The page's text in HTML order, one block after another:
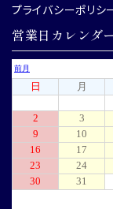
プライバシーポリシ
営業日カレンダ